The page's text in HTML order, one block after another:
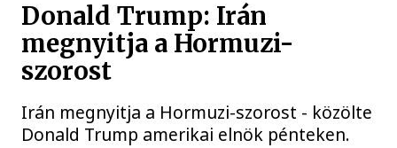
Donald Trump: Irán
megnyitja a Hormuzi-
szorost
Irán megnyitja a Hormuzi-szorost - közölte
Donald Trump amerikai elnök pénteken.